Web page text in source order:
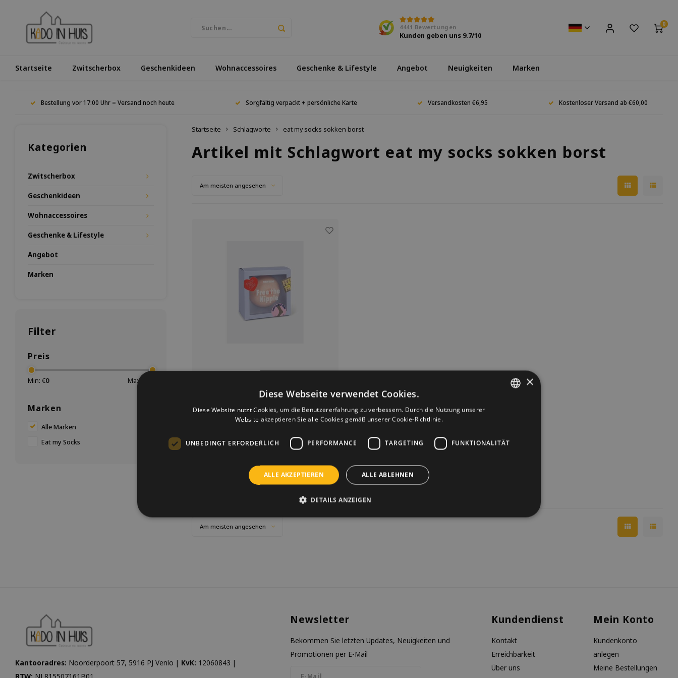
4441 Bewertungen
Kunden geben uns 9.7/10
0
Startseite Zwitscherbox Geschenkideen Wohnaccessoires Geschenke & Lifestyle Angebot Neuigkeiten Marken
Bestellung vor 17:00 Uhr = Versand noch heute Sorgfältig verpackt + persönliche Karte Versandkosten €6,95 Kostenloser Versand ab €60,00
Kategorien
Zwitscherbox
Geschenkideen
Wohnaccessoires
Geschenke & Lifestyle
Angebot
Marken
Filter
Preis
Min: €0 Max: €
Marken
Alle Marken
Eat my Socks
Startseite Schlagworte eat my socks sokken borst
Artikel mit Schlagwort eat my socks sokken borst
Am meisten angesehen
Socken Free the Nipple weiß
Diese Socken Free the Nipple von Eat my Socks
sind eine Ode an die weibliche Brustwarze. In den
Frauen abgeschirmt und die von Männern nicht.
Diese Socken sind für alle, die einen Scherz.
€14,95
Benachrichtige mich
Am meisten angesehen
Kantooradres: Noorderpoort 57, 5916 PJ Venlo | KvK: 12060843 |
Newsletter
Bekommen Sie letzten Updates, Neuigkeiten und
Promotionen per E-Mail
Kundendienst
Kontakt
Erreichbarkeit
Über uns
Mein Konto
Kundenkonto
anlegen
Meine Bestellungen
ENGLISH
×
Diese Webseite verwendet Cookies.
Diese Website nutzt Cookies, um die Benutzererfahrung zu verbessern. Durch die Nutzung unserer
Website akzeptieren Sie alle Cookies gemäß unserer Cookie-Richtlinie.
UNBEDINGT ERFORDERLICH PERFORMANCE TARGETING FUNKTIONALITÄT
ALLE AKZEPTIEREN ALLE ABLEHNEN
DETAILS ANZEIGEN